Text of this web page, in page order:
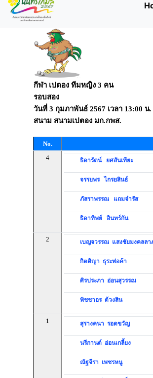
กีฬา เปตอง ทีมหญิง 3 คน
รอบสอง
วันที่ 3 กุมภาพันธ์ 2567 เวลา 13:00 น.
สนาม สนามเปตอง มก.กพส.
No.
4
ธิดารัตน์ ยศสันเทียะ
จรรยพร ไกรยสินธ์
ภัสราพรรณ แถมจำรัส
ธิดาทิพย์ อินทร์กัน
2 เบญจวรรณ แสงชัยมงคลลา
กิตติญา ธุระพ่อค้า
ศิรประภา อ่อนสุวรรณ
พิชชาอร ด้วงสิน
1 สุรางคนา รอดขวัญ
นรีกานต์ อ่อนเกลี้ยง
ณัฐจีรา เพชรหนู